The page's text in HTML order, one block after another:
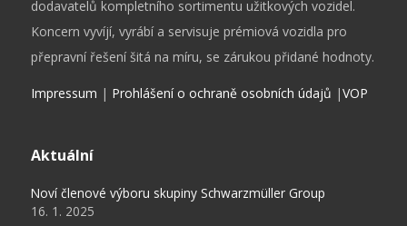
dodavatelů kompletního sortimentu užitkových vozidel.
Koncern vyvíjí, vyrábí a servisuje prémiová vozidla pro
přepravní řešení šitá na míru, se zárukou přidané hodnoty.
Impressum | Prohlášení o ochraně osobních údajů |VOP
Aktuální
Noví členové výboru skupiny Schwarzmüller Group
16. 1. 2025